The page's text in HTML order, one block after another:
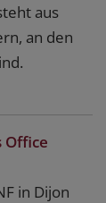
aus
an den
Office
in Dijon